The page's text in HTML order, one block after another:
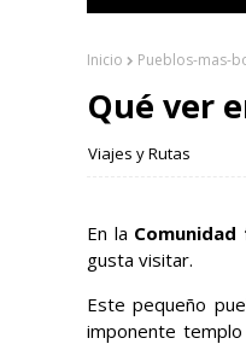
Inicio Pueblos-mas-
Qué ver
Viajes y Rutas
En la
gusta visitar.
Este pequeño
imponente